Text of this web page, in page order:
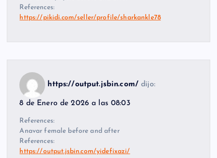
References:
https://pikidi.com/seller/profile/sharkankle78
https://output.jsbin.com/ dijo:
8 de Enero de 2026 a las 08:03
References:
Anavar female before and after
References:
https://output.jsbin.com/yidefixazi/